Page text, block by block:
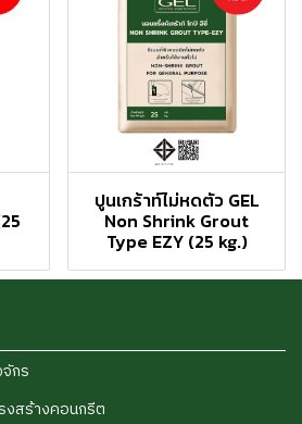
ปูนเกร้าท์ไม่หดตัว GEL
Non Shrink Grout
Type EZY (25 kg.)
กร
งสร้างคอนกรีต